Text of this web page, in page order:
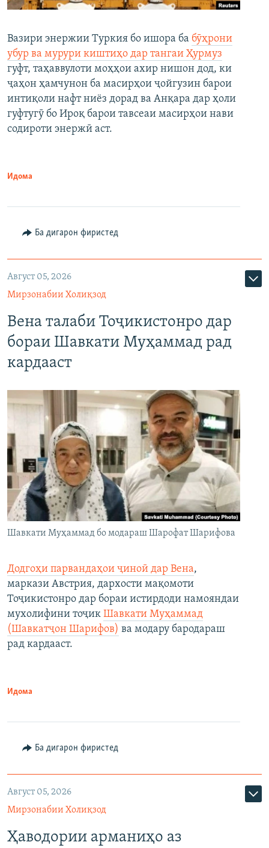
Вазири энержии Туркия бо ишора ба бӯҳрони
убур ва мурури киштиҳо дар тангаи Ҳурмуз
гуфт, таҳаввулоти моҳҳои ахир нишон дод, ки
ҷаҳон ҳамчунон ба масирҳои ҷойгузин барои
интиқоли нафт ниёз дорад ва Анқара дар ҳоли
гуфтугӯ бо Ироқ барои тавсеаи масирҳои нави
содироти энержӣ аст.
Идома
Ба дигарон фиристед
Август 05, 2026
Мирзонабии Холиқзод
Вена талаби Тоҷикистонро дар
бораи Шавкати Муҳаммад рад
кардааст
Шавкати Муҳаммад бо модараш Шарофат Шарифова
Додгоҳи парвандаҳои ҷиноӣ дар Вена,
маркази Австрия, дархости мақомоти
Тоҷикистонро дар бораи истирдоди намояндаи
мухолифини тоҷик Шавкати Муҳаммад
(Шавкатҷон Шарифов) ва модару бародараш
рад кардааст.
Идома
Ба дигарон фиристед
Август 05, 2026
Мирзонабии Холиқзод
Ҳаводории арманиҳо аз